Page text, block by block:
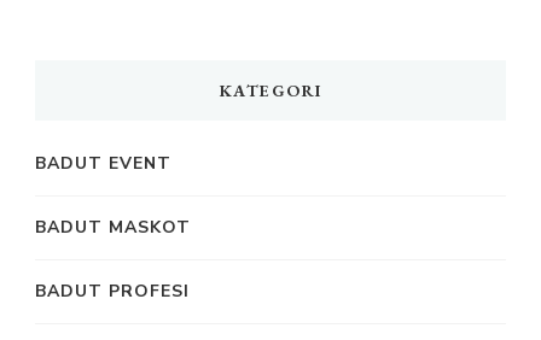
KATEGORI
BADUT EVENT
BADUT MASKOT
BADUT PROFESI